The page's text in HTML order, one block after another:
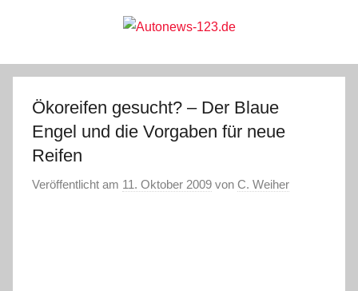
Autonews-
123.de
Ökoreifen gesucht? – Der Blaue
Engel und die Vorgaben für neue
Reifen
Veröffentlicht am 11. Oktober 2009 von C. Weiher